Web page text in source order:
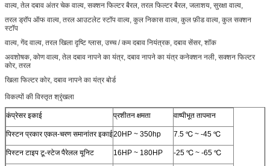
वाल्व, तेल दबाव अंतर चेक वाल्व, सक्शन फिल्टर बैरल, तरल फिल्टर बैरल, जलाशय, सुरक्षा वाल्व,
तरल ड्रॉप ऑफ वाल्व, तरल आउटलेट स्टॉप वाल्व, कुल निकास वाल्व, कुल फ़ीड वाल्व, कुल सक्शन
स्टॉप
वाल्व, गेंद वाल्व, तरल खिला दृष्टि ग्लास, उच्च / कम दबाव नियंत्रक, दबाव सेंसर, शॉक
अवशोषक, कोण वाल्व, तेल दबाव नापने का यंत्र, दबाव नापने का यंत्र कनेक्शन नली, सक्शन फिल्टर
कोर, तरल
खिला फिल्टर कोर, दबाव नापने का यंत्र बोर्ड
विकल्पों की विस्तृत श्रृंखला
कंप्रेसर इकाई प्रशीतन क्षमता वाष्पीभूत तापमान
पिस्टन प्रकार एकल-चरण समानांतर इकाई20HP ~ 350hp 7.5 ℃ ~ -45 ℃
पिस्टन टाइप टू-स्टेज पैरेलल यूनिट 16HP ~ 180HP -25 ℃ ~ -65 ℃